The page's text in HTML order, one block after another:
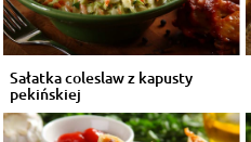
Sałatka coleslaw z kapusty
pekińskiej